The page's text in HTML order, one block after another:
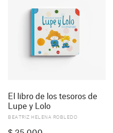
El libro de los tesoros de
Lupe y Lolo
BEATRIZ HELENA ROBLEDO